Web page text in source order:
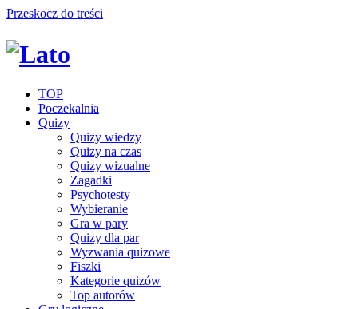
Przeskocz do treści
TOP
Poczekalnia
Quizy
Quizy wiedzy
Quizy na czas
Quizy wizualne
Zagadki
Psychotesty
Wybieranie
Gra w pary
Quizy dla par
Wyzwania quizowe
Fiszki
Kategorie quizów
Top autorów